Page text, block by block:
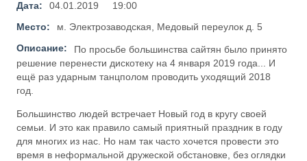
Дата: 04.01.2019
19:00
Место:
м. Электрозаводская, Медовый переулок д. 5
Описание:
По просьбе большинства сайтян было принято
решение перенести дискотеку на 4 января 2019 года... И
ещё раз ударным танцполом проводить уходящий 2018
год.
Большинство людей встречает Новый год в кругу своей
семьи. И это как правило самый приятный праздник в году
для многих из нас. Но нам так часто хочется провести это
время в неформальной дружеской обстановке, без оглядки